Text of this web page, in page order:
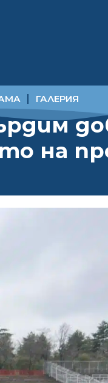
ГАЛЕРИЯ
на